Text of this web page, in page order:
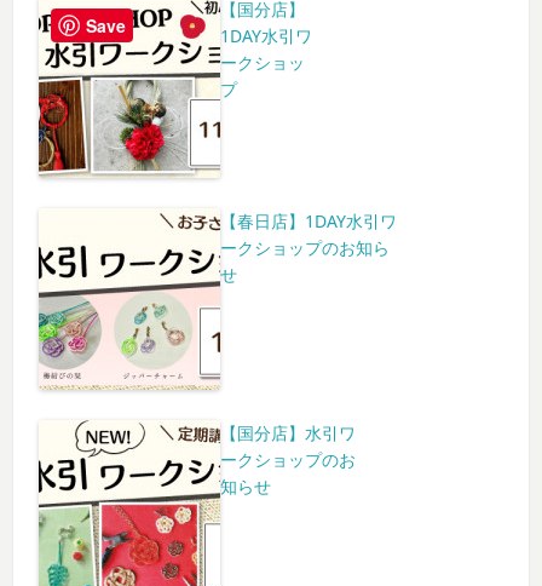
【国分店】
1DAY水引ワ
ークショッ
プ
【春日店】1DAY水引ワ
ークショップのお知ら
せ
【国分店】水引ワ
ークショップのお
知らせ
Save